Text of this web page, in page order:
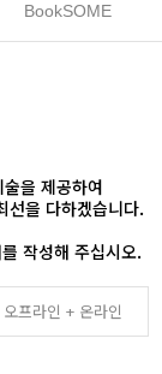
BookSOME
을 제공하여
선을 다하겠습니다.
작성해 주십시오.
오프라인 + 온라인